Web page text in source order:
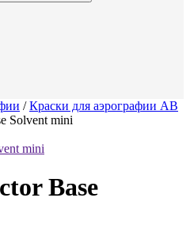
/Краски для аэрографии AB
Solvent mini
Base